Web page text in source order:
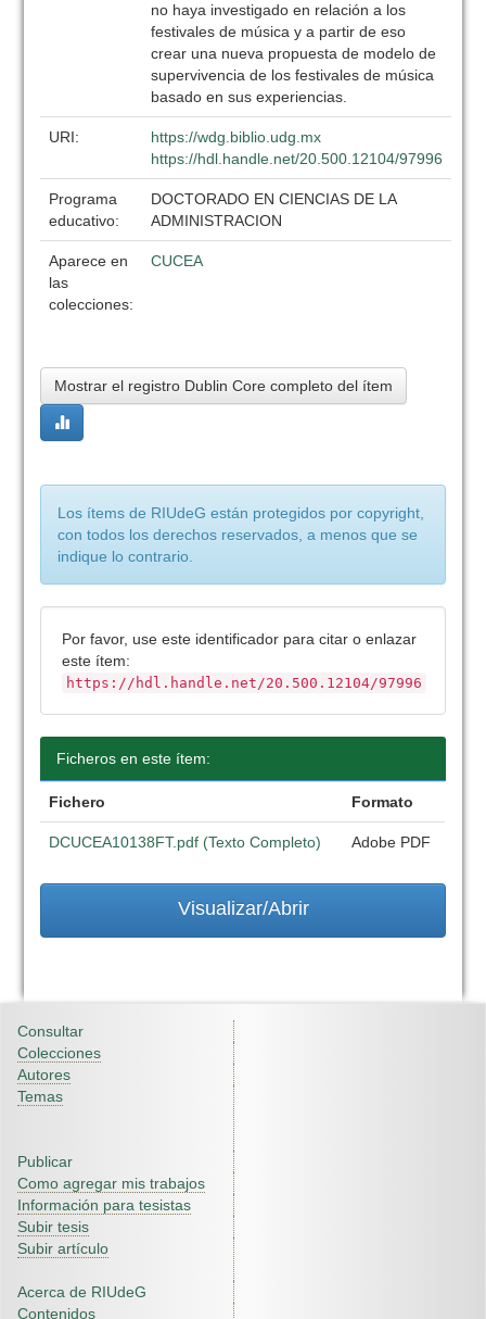
no haya investigado en relación a los
festivales de música y a partir de eso
crear una nueva propuesta de modelo de
supervivencia de los festivales de música
basado en sus experiencias.
URI:
https://wdg.biblio.udg.mx
https://hdl.handle.net/20.500.12104/97996
Programa
educativo:
DOCTORADO EN CIENCIAS DE LA
ADMINISTRACION
Aparece en
las
colecciones:
CUCEA
Mostrar el registro Dublin Core completo del ítem
Los ítems de RIUdeG están protegidos por copyright,
con todos los derechos reservados, a menos que se
indique lo contrario.
Por favor, use este identificador para citar o enlazar
este ítem:
https://hdl.handle.net/20.500.12104/97996
Ficheros en este ítem:
Fichero Formato
DCUCEA10138FT.pdf (Texto Completo) Adobe PDF
Visualizar/Abrir
Consultar
Colecciones
Autores
Temas
Publicar
Como agregar mis trabajos
Información para tesistas
Subir tesis
Subir artículo
Acerca de RIUdeG
Contenidos